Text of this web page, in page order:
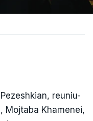
reuniu-
Mojtaba Khamenei,